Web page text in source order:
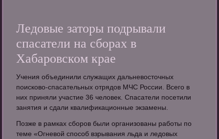
Ледовые заторы подрывали
спасатели на сборах в
Хабаровском крае
Учения объединили служащих дальневосточных
поисково-спасательных отрядов МЧС России. Всего в
них приняли участие 36 человек. Спасатели посетили
занятия и сдали квалификационные экзамены.
Позже в рамках сборов были организованы работы по
теме «Огневой способ взрывания льда и ледовых